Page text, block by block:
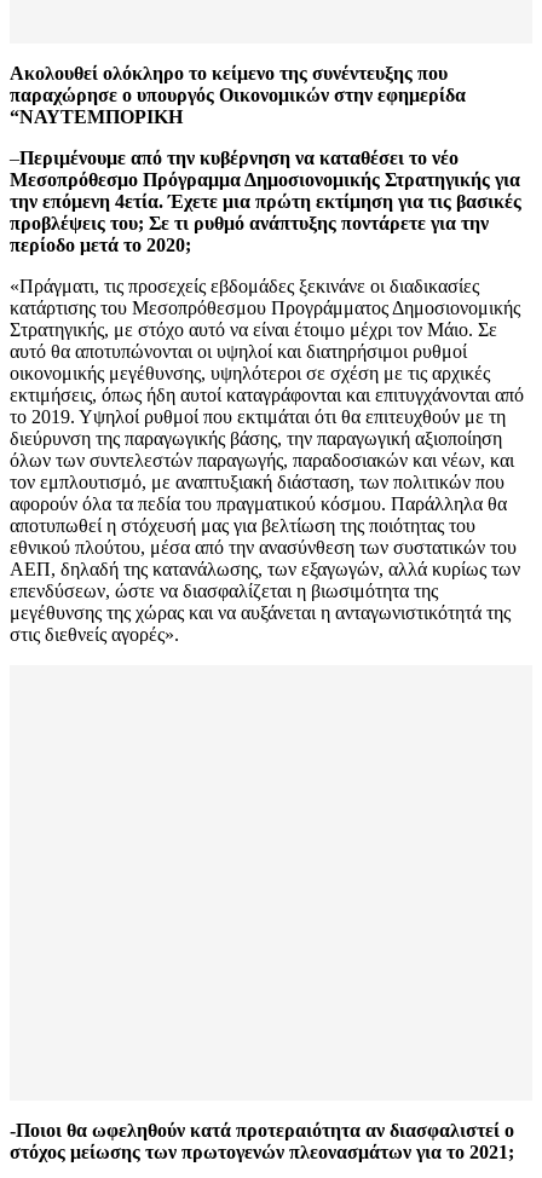
Ακολουθεί ολόκληρο το κείμενο της συνέντευξης που
παραχώρησε ο υπουργός Οικονομικών στην εφημερίδα
“ΝΑΥΤΕΜΠΟΡΙΚΗ
–Περιμένουμε από την κυβέρνηση να καταθέσει το νέο
Μεσοπρόθεσμο Πρόγραμμα Δημοσιονομικής Στρατηγικής για
την επόμενη 4ετία. Έχετε μια πρώτη εκτίμηση για τις βασικές
προβλέψεις του; Σε τι ρυθμό ανάπτυξης ποντάρετε για την
περίοδο μετά το 2020;
«Πράγματι, τις προσεχείς εβδομάδες ξεκινάνε οι διαδικασίες
κατάρτισης του Μεσοπρόθεσμου Προγράμματος Δημοσιονομικής
Στρατηγικής, με στόχο αυτό να είναι έτοιμο μέχρι τον Μάιο. Σε
αυτό θα αποτυπώνονται οι υψηλοί και διατηρήσιμοι ρυθμοί
οικονομικής μεγέθυνσης, υψηλότεροι σε σχέση με τις αρχικές
εκτιμήσεις, όπως ήδη αυτοί καταγράφονται και επιτυγχάνονται από
το 2019. Υψηλοί ρυθμοί που εκτιμάται ότι θα επιτευχθούν με τη
διεύρυνση της παραγωγικής βάσης, την παραγωγική αξιοποίηση
όλων των συντελεστών παραγωγής, παραδοσιακών και νέων, και
τον εμπλουτισμό, με αναπτυξιακή διάσταση, των πολιτικών που
αφορούν όλα τα πεδία του πραγματικού κόσμου. Παράλληλα θα
αποτυπωθεί η στόχευσή μας για βελτίωση της ποιότητας του
εθνικού πλούτου, μέσα από την ανασύνθεση των συστατικών του
ΑΕΠ, δηλαδή της κατανάλωσης, των εξαγωγών, αλλά κυρίως των
επενδύσεων, ώστε να διασφαλίζεται η βιωσιμότητα της
μεγέθυνσης της χώρας και να αυξάνεται η ανταγωνιστικότητά της
στις διεθνείς αγορές».
-Ποιοι θα ωφεληθούν κατά προτεραιότητα αν διασφαλιστεί ο
στόχος μείωσης των πρωτογενών πλεονασμάτων για το 2021;